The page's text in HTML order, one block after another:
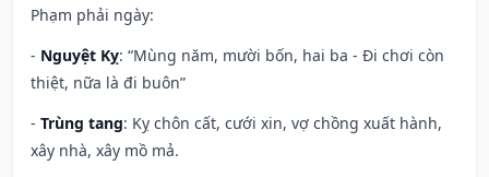
Phạm phải ngày:
- Nguyệt Kỵ: “Mùng năm, mười bốn, hai ba - Đi chơi còn
thiệt, nữa là đi buôn”
- Trùng tang: Kỵ chôn cất, cưới xin, vợ chồng xuất hành,
xây nhà, xây mồ mả.